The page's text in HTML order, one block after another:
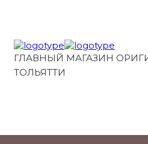
ГЛАВНЫЙ МАГАЗИН
ТОЛЬЯТТИ